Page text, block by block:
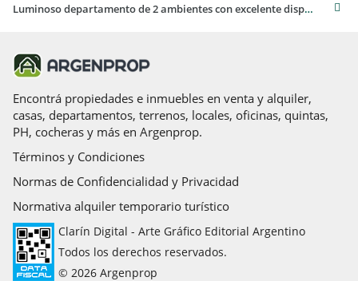
Luminoso departamento de 2 ambientes con excelente disposición en Villa Crespo
Encontrá propiedades e inmuebles en venta y alquiler,
casas, departamentos, terrenos, locales, oficinas, quintas,
PH, cocheras y más en Argenprop.
Términos y Condiciones
Normas de Confidencialidad y Privacidad
Normativa alquiler temporario turístico
Clarín Digital - Arte Gráfico Editorial Argentino
Todos los derechos reservados.
© 2026 Argenprop